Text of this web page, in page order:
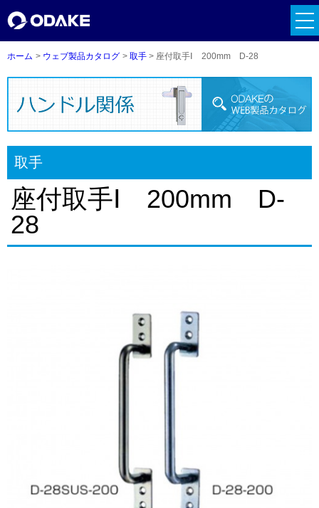
ホーム ウェブ製品カタログ 取手 座付取手Ⅰ 200mm D-28
取手
座付取手Ⅰ 200mm D-
28